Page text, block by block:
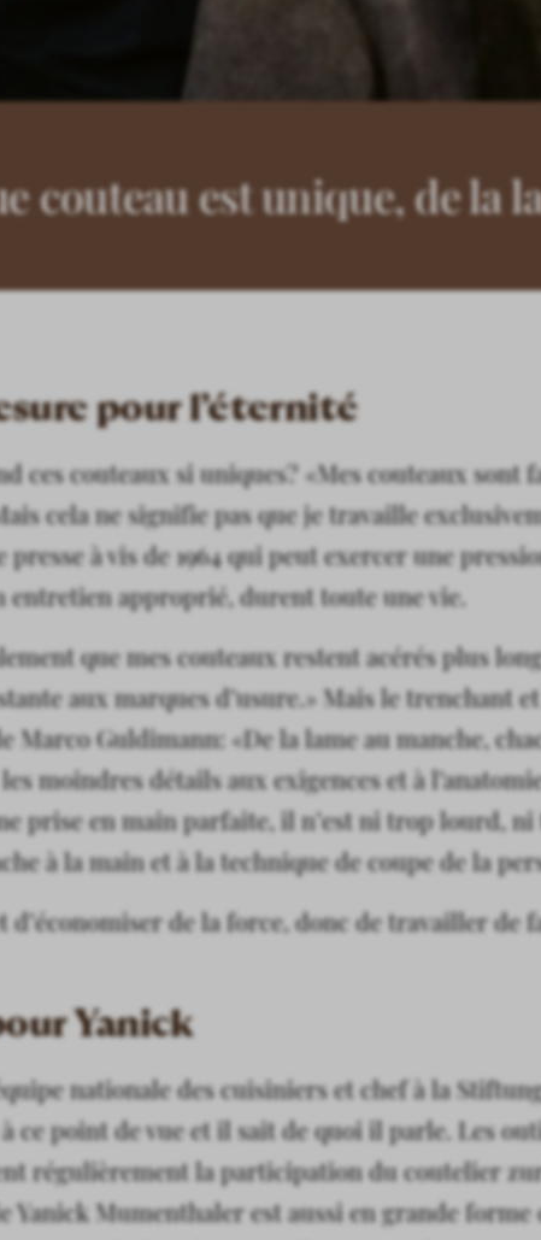
couteau est unique, de la
pour l’éternité
ces couteaux si uniques? «Mes couteaux sont
cela ne signifie pas que je travaille
presse à vis de 1964 qui peut exercer une
entretien approprié, durent toute une vie.
que mes couteaux restent acérés plus
aux marques d’usure.» Mais le trenchant
Marco Guldimann: «De la lame au manche,
moindres détails aux exigences et à
prise en main parfaite, il n’est ni trop lourd, ni
à la main et à la technique de coupe de la
d’économiser de la force, donc de travailler de
Yanick
nationale des cuisiniers et chef à la
ce point de vue et il sait de quoi il parle. Les
régulièrement la participation du coutelier
Yanick Mumenthaler est aussi en grande forme